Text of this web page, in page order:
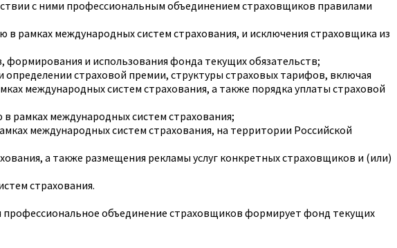
с ними профессиональным объединением страховщиков правилами
рамках международных систем страхования, и исключения страховщика из
и использования фонда текущих обязательств;
страховой премии, структуры страховых тарифов, включая
международных систем страхования, а также порядка уплаты страховой
рамках международных систем страхования;
международных систем страхования, на территории Российской
а также размещения рекламы услуг конкретных страховщиков и (или)
страхования.
профессиональное объединение страховщиков формирует фонд текущих